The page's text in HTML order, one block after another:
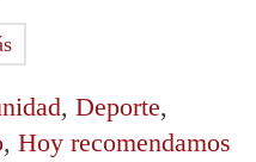
, Deporte,
, Hoy recomendamos